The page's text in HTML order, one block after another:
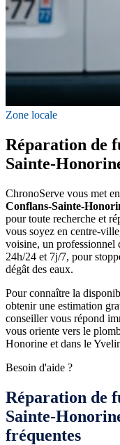
Zone locale
Réparation de
Sainte-
ChronoServe vous met
Conflans-Sainte-
pour toute recherche et
vous soyez en centre-
voisine, un professionnel
24h/24 et 7j/7, pour
dégât des eaux.
Pour connaître la
obtenir une estimation
conseiller vous répond
vous oriente vers le
Honorine et dans le
Besoin d'aide ?
Réparation de
Sainte-
fréquentes